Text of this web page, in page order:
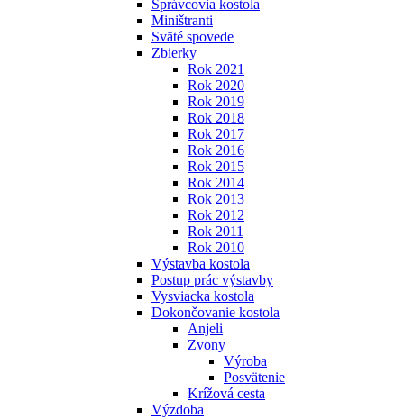
Správcovia kostola
Miništranti
Sväté spovede
Zbierky
Rok 2021
Rok 2020
Rok 2019
Rok 2018
Rok 2017
Rok 2016
Rok 2015
Rok 2014
Rok 2013
Rok 2012
Rok 2011
Rok 2010
Výstavba kostola
Postup prác výstavby
Vysviacka kostola
Dokončovanie kostola
Anjeli
Zvony
Výroba
Posvätenie
Krížová cesta
Výzdoba